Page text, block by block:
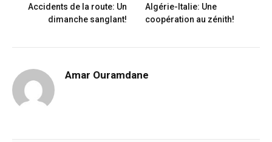
Accidents de la route: Un
dimanche sanglant!
Algérie-Italie: Une
coopération au zénith!
Amar Ouramdane